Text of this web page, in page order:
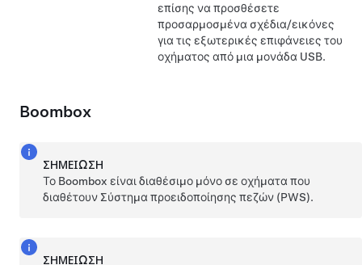
επίσης να προσθέσετε
προσαρμοσμένα σχέδια/εικόνες
για τις εξωτερικές επιφάνειες του
οχήματος από μια μονάδα USB.
Boombox
ΣΗΜΕΊΩΣΗ
Το Boombox είναι διαθέσιμο μόνο σε οχήματα που
διαθέτουν Σύστημα προειδοποίησης πεζών (PWS).
ΣΗΜΕΊΩΣΗ